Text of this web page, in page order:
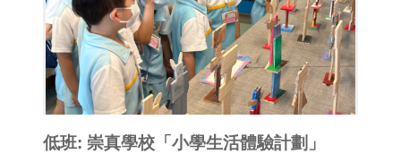
低班: 崇真學校「小學生活體驗計劃」